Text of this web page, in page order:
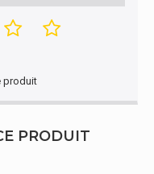
produit
PRODUIT